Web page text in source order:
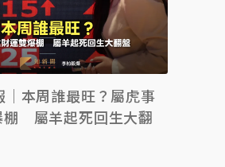
｜本周誰最旺？屬虎事
棚 屬羊起死回生大翻